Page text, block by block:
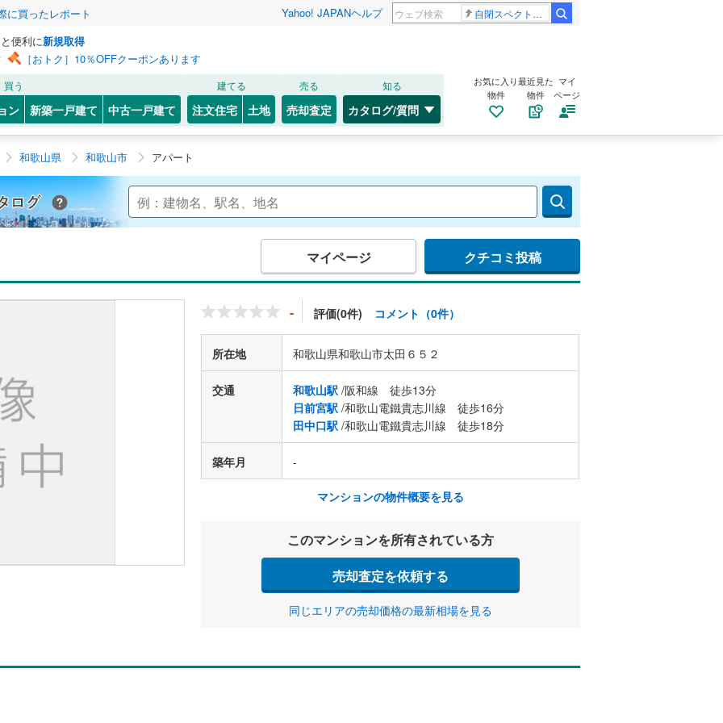
に買ったレポート Yahoo! JAPANヘルプ 自閉スペクトラム症
便利に新規取得
［おトク］10％OFFクーポンあります
買う
ン 新築一戸建て 中古一戸建て
建てる
注文住宅 土地
売る
売却査定
知る
カタログ/質問
お気に入り
物件
最近見た
物件
マイ
ページ
和歌山県 和歌山市 アパート
Yahoo!不動産 マンションカタログ
マイページ クチコミ投稿
- 評価(0件) コメント（0件）
所在地 和歌山県和歌山市太田６５２
交通 和歌山駅 /阪和線 徒歩13分
日前宮駅 /和歌山電鐵貴志川線 徒歩16分
田中口駅 /和歌山電鐵貴志川線 徒歩18分
築年月 -
マンションの物件概要を見る
このマンションを所有されている方
売却査定を依頼する
同じエリアの売却価格の最新相場を見る